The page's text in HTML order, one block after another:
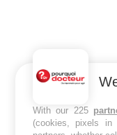
With our 225
(cookies, pixels in